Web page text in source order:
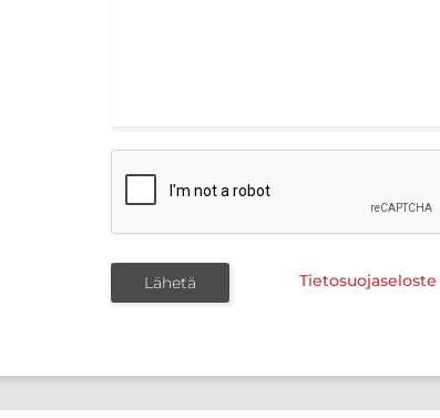
Tietosuojaseloste